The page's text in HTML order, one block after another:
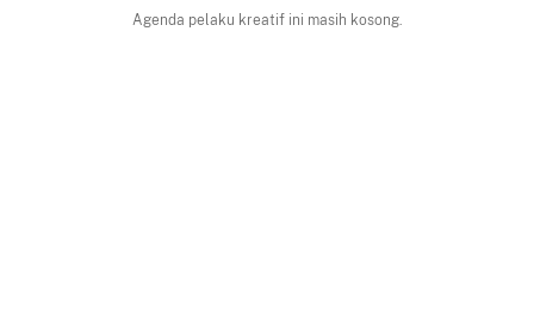
Agenda pelaku kreatif ini masih kosong.